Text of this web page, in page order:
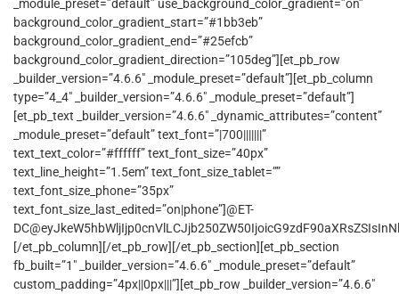
_module_preset=”default” use_background_color_gradient=”on”
background_color_gradient_start=”#1bb3eb”
background_color_gradient_end=”#25efcb”
background_color_gradient_direction=”105deg”][et_pb_row
_builder_version=”4.6.6″ _module_preset=”default”][et_pb_column
type=”4_4″ _builder_version=”4.6.6″ _module_preset=”default”]
[et_pb_text _builder_version=”4.6.6″ _dynamic_attributes=”content”
_module_preset=”default” text_font=”|700|||||||”
text_text_color=”#ffffff” text_font_size=”40px”
text_line_height=”1.5em” text_font_size_tablet=””
text_font_size_phone=”35px”
text_font_size_last_edited=”on|phone”]@ET-
[/et_pb_column][/et_pb_row][/et_pb_section][et_pb_section
fb_built=”1″ _builder_version=”4.6.6″ _module_preset=”default”
custom_padding=”4px||0px|||”][et_pb_row _builder_version=”4.6.6″